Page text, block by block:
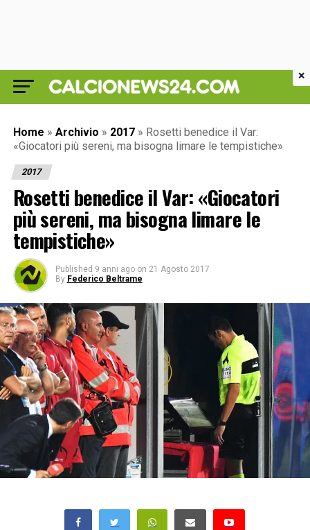
Home » Archivio » 2017 » Rosetti benedice il Var:
«Giocatori più sereni, ma bisogna limare le tempistiche»
2017
Rosetti benedice il Var: «Giocatori
più sereni, ma bisogna limare le
tempistiche»
Published 9 anni ago on 21 Agosto 2017
By Federico Beltrame
×